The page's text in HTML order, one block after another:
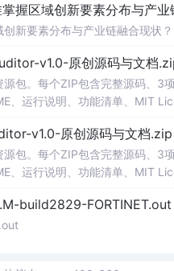
握区域创新要素分布与产
新要素分布与产业链融合现状？
v1.0-原创源码与文档
包。每个ZIP包含完整源码、
、运行说明、功能清单、MIT
受限素材。适合前端开发、AI
v1.0-原创源码与文档.zip
包。每个ZIP包含完整源码、
、运行说明、功能清单、MIT
受限素材。适合前端开发、AI
build2829-FORTINET.out